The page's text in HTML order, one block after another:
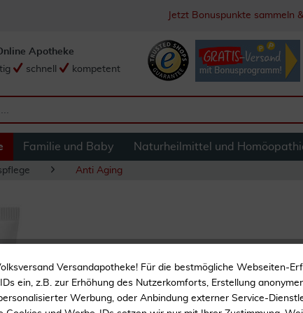
Jetzt Bonuspunkte sammeln
Apotheke
schnell kompetent
Familie und Baby Naturheilmittel und
Anti Aging
Avene
Versandapotheke! Für die bestmögliche Webseiten-
ein, z.B. zur Erhöhung des Nutzerkomforts, Erstellung
Werbung, oder Anbindung externer Service-